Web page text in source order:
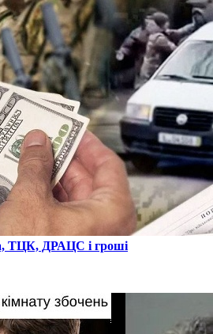
ТЦК, ДРАЦС і гроші